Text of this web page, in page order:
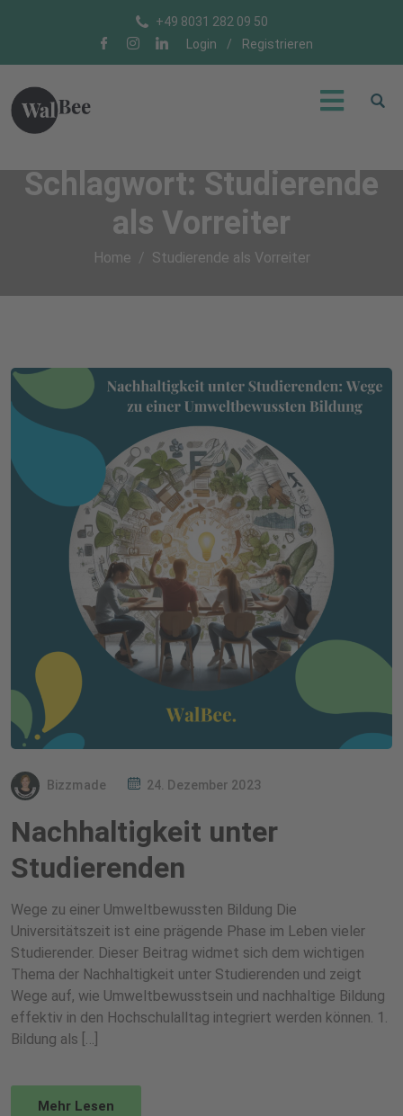
+49 8031 282 09 50
Login
/ Registrieren
Schlagwort: Studierende
als Vorreiter
Home Studierende als Vorreiter
Bizzmade 24. Dezember 2023
Nachhaltigkeit unter
Studierenden
Wege zu einer Umweltbewussten Bildung Die
Universitätszeit ist eine prägende Phase im Leben vieler
Studierender. Dieser Beitrag widmet sich dem wichtigen
Thema der Nachhaltigkeit unter Studierenden und zeigt
Wege auf, wie Umweltbewusstsein und nachhaltige Bildung
effektiv in den Hochschulalltag integriert werden können. 1.
Bildung als […]
Mehr Lesen